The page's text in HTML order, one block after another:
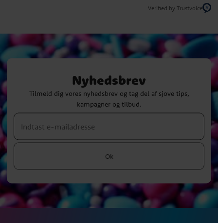
Verified by Trustvoice
Nyhedsbrev
Tilmeld dig vores nyhedsbrev og tag del af sjove tips,
kampagner og tilbud.
Ok